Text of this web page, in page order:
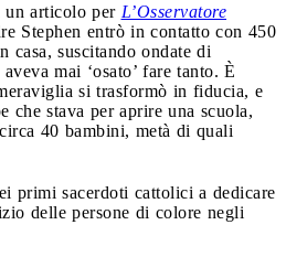
un articolo per L’Osservatore
Stephen entrò in contatto con 450
casa, suscitando ondate di
mai ‘osato’ fare tanto. È
si trasformò in fiducia, e
che stava per aprire una scuola,
40 bambini, metà di quali
primi sacerdoti cattolici a dedicare
delle persone di colore negli